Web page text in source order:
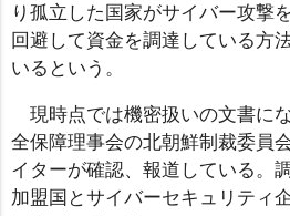
り孤立した国家がサイバー攻撃
回避して資金を調達している方
いるという。
現時点では機密扱いの文書に
全保障理事会の北朝鮮制裁委員
イターが確認、報道している。
加盟国とサイバーセキュリティ